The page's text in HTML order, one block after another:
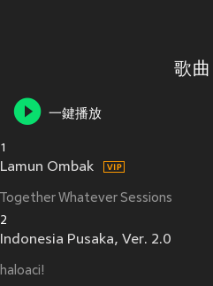
歌曲
一鍵播放
1
Lamun Ombak
Together Whatever Sessions
2
Indonesia Pusaka, Ver. 2.0
haloaci!